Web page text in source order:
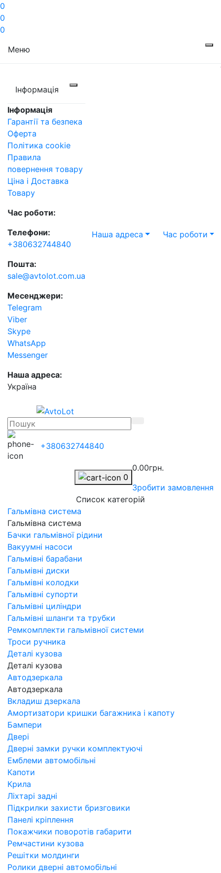
0
0
0
Меню
Інформація
Інформація
Гарантії та безпека
Оферта
Політика cookie
Правила
повернення товару
Ціна і Доставка
Товару
Час роботи:
Телефони:
+380632744840
Пошта:
sale@avtolot.com.ua
Месенджери:
Telegram
Viber
Skype
WhatsApp
Messenger
Наша адреса:
Українa
Наша адреса Час роботи
+380632744840
0
0.00грн.
Зробити замовлення
Список категорій
Гальмівна система
Гальмівна система
Бачки гальмівної рідини
Вакуумні насоси
Гальмівні барабани
Гальмівні диски
Гальмівні колодки
Гальмівні супорти
Гальмівні циліндри
Гальмівні шланги та трубки
Ремкомплекти гальмівної системи
Троси ручника
Деталі кузова
Деталі кузова
Автодзеркала
Автодзеркала
Вкладиш дзеркала
Амортизатори кришки багажника і капоту
Бампери
Двері
Дверні замки ручки комплектуючі
Емблеми автомобільні
Капоти
Крила
Ліхтарі задні
Підкрилки захисти бризговики
Панелі кріплення
Покажчики поворотів габарити
Ремчастини кузова
Решітки молдинги
Ролики дверні автомобільні